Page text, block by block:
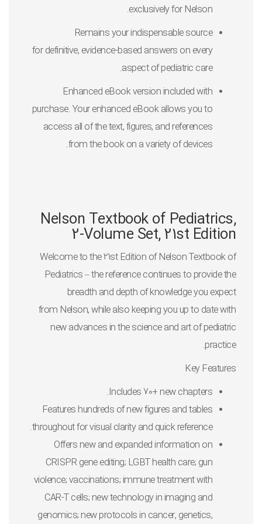
exclusively for Nelson
.
Remains your indispensable source
fordefinitive, evidence-based answers on every
aspect of pediatric care.
Enhanced eBook version included with
purchase. Your enhanced eBook allows you to
access all of the text, figures, and references
from the book on a variety of devices.
Nelson Textbook of Pediatrics,
2-Volume Set, 21st Edition
Welcome to the 21st Edition ofNelson Textbook of
Pediatrics– the reference continues to provide the
breadth and depth of knowledge you expect
from Nelson, while also keeping you up to date with
new advances in the science and art of pediatric
practice.
Key Features
Includes 70+ new chapters.
Features hundreds of new figures and tables
throughout for visual clarity and quick reference.
Offers new and expanded information on
CRISPR gene editing; LGBT health care; gun
violence; vaccinations; immune treatment with
CAR-T cells; new technology in imaging and
genomics; new protocols in cancer, genetics,